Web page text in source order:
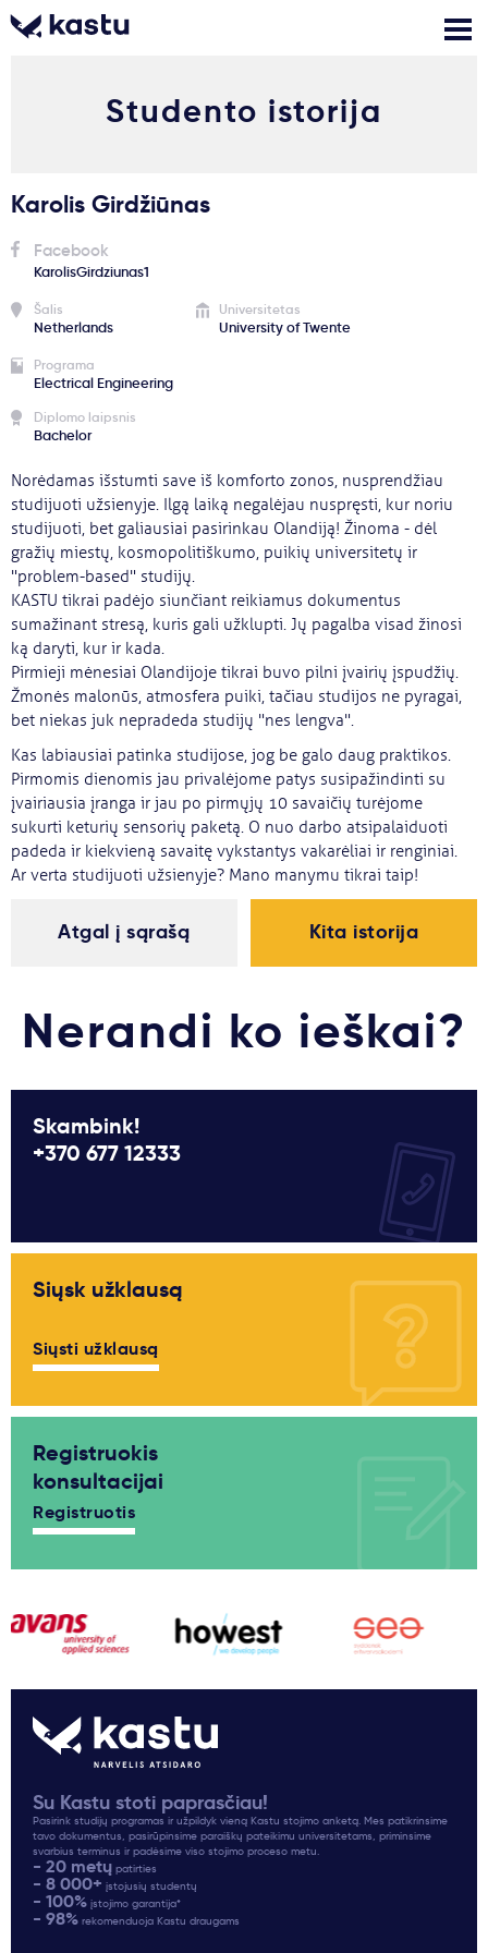
Pranešimai
Stojimo anketa
Skambink
Nemokamos
Kontaktai
Kur studijuoti?
Svarbu
Paslaugos
Kodėl Kastu?
Naujienos
Studento istorija
Karolis Girdžiūnas
Facebook
KarolisGirdziunas1
Šalis
Netherlands
Universitetas
University of Twente
Programa
Electrical Engineering
Diplomo laipsnis
Bachelor
Norėdamas išstumti save iš komforto zonos, nusprendžiau
studijuoti užsienyje. Ilgą laiką negalėjau nuspręsti, kur noriu
studijuoti, bet galiausiai pasirinkau Olandiją! Žinoma - dėl
gražių miestų, kosmopolitiškumo, puikių universitetų ir
"problem-based" studijų.
KASTU tikrai padėjo siunčiant reikiamus dokumentus
sumažinant stresą, kuris gali užklupti. Jų pagalba visad žinosi
ką daryti, kur ir kada.
Pirmieji mėnesiai Olandijoje tikrai buvo pilni įvairių įspudžių.
Žmonės malonūs, atmosfera puiki, tačiau studijos ne pyragai,
bet niekas juk nepradeda studijų "nes lengva".
Kas labiausiai patinka studijose, jog be galo daug praktikos.
Pirmomis dienomis jau privalėjome patys susipažindinti su
įvairiausia įranga ir jau po pirmųjų 10 savaičių turėjome
sukurti keturių sensorių paketą. O nuo darbo atsipalaiduoti
padeda ir kiekvieną savaitę vykstantys vakarėliai ir renginiai.
Ar verta studijuoti užsienyje? Mano manymu tikrai taip!
Atgal į sąrašą Kita istorija
Nerandi ko ieškai?
Skambink!
+370 677 12333
Siųsk užklausą
Siųsti užklausą
Registruokis
konsultacijai
Registruotis
Su Kastu stoti paprasčiau!
Pasirink studijų programas ir užpildyk vieną Kastu stojimo anketą. Mes patikrinsime
tavo dokumentus, pasirūpinsime paraiškų pateikimu universitetams, priminsime
svarbius terminus ir padėsime viso stojimo proceso metu.
- 20 metų patirties
- 8 000+ įstojusių studentų
- 100% įstojimo garantija*
- 98% rekomenduoja Kastu draugams